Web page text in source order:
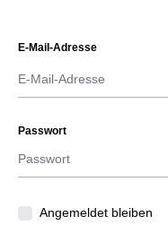
E-Mail-Adresse
Passwort
Angemeldet bleiben